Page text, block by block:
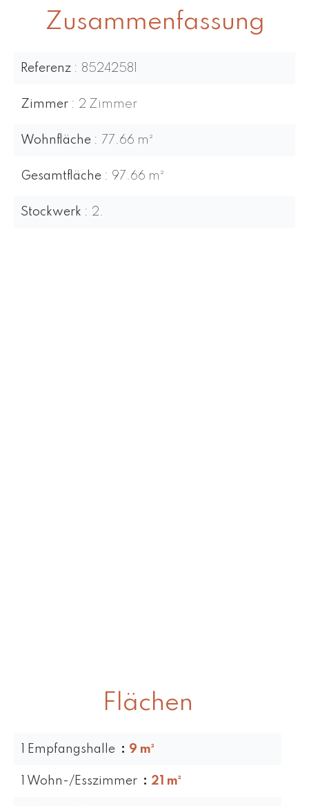
Zusammenfassung
Referenz 85242581
Zimmer 2 Zimmer
Wohnfläche 77.66 m²
Gesamtfläche 97.66 m²
Stockwerk 2.
Flächen
1 Empfangshalle 9 m²
1 Wohn-/Esszimmer 21 m²